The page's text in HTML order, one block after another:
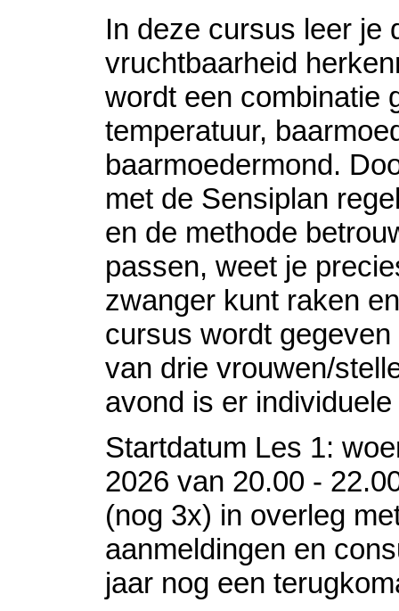
In deze cursus leer je
vruchtbaarheid
wordt een combinatie
temperatuur,
baarmoedermond.
met de Sensiplan
en de methode
passen, weet je
zwanger kunt raken
cursus wordt
van drie vrouwen/
avond is er
Startdatum Les 1:
2026 van 20.00 -
(nog 3x) in overleg
aanmeldingen en
jaar nog een